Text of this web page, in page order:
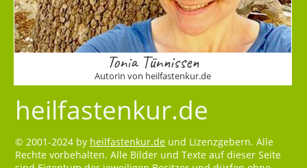
Tonia Tünnissen
Autorin von heilfastenkur.de
heilfastenkur.de
© 2001-2024 by heilfastenkur.de und Lizenzgebern. Alle
Rechte vorbehalten. Alle Bilder und Texte auf dieser Seite